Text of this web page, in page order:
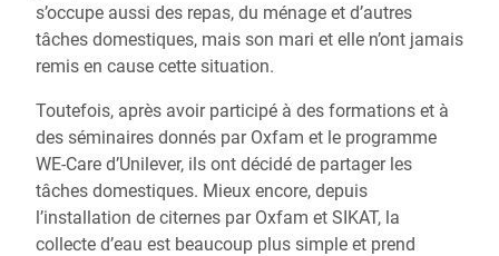
s’occupe aussi des repas, du ménage et d’autres
tâches domestiques, mais son mari et elle n’ont jamais
remis en cause cette situation.
Toutefois, après avoir participé à des formations et à
des séminaires donnés par Oxfam et le programme
WE-Care d’Unilever, ils ont décidé de partager les
tâches domestiques. Mieux encore, depuis
l’installation de citernes par Oxfam et SIKAT, la
collecte d’eau est beaucoup plus simple et prend